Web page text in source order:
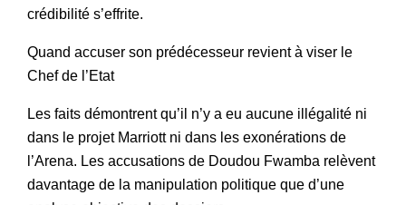
crédibilité s’effrite.
Quand accuser son prédécesseur revient à viser le
Chef de l’Etat
Les faits démontrent qu’il n’y a eu aucune illégalité ni
dans le projet Marriott ni dans les exonérations de
l’Arena. Les accusations de Doudou Fwamba relèvent
davantage de la manipulation politique que d’une